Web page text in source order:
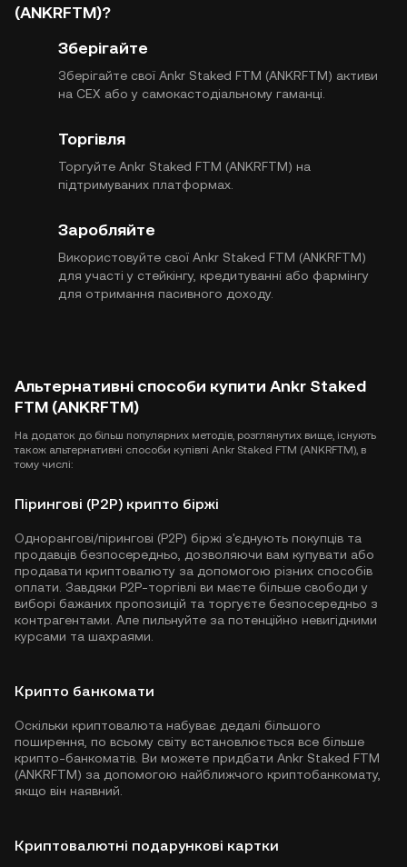
(ANKRFTM)?
Зберігайте
Зберігайте свої Ankr Staked FTM (ANKRFTM) активи
на CEX або у самокастодіальному гаманці.
Торгівля
Торгуйте Ankr Staked FTM (ANKRFTM) на
підтримуваних платформах.
Заробляйте
Використовуйте свої Ankr Staked FTM (ANKRFTM)
для участі у стейкінгу, кредитуванні або фармінгу
для отримання пасивного доходу.
Альтернативні способи купити Ankr Staked
FTM (ANKRFTM)
На додаток до більш популярних методів, розглянутих вище, існують
також альтернативні способи купівлі Ankr Staked FTM (ANKRFTM), в
тому числі:
Пірингові (P2P) крипто біржі
Однорангові/пірингові (P2P) біржі з'єднують покупців та
продавців безпосередньо, дозволяючи вам купувати або
продавати криптовалюту за допомогою різних способів
оплати. Завдяки P2P-торгівлі ви маєте більше свободи у
виборі бажаних пропозицій та торгуєте безпосередньо з
контрагентами. Але пильнуйте за потенційно невигідними
курсами та шахраями.
Крипто банкомати
Оскільки криптовалюта набуває дедалі більшого
поширення, по всьому світу встановлюється все більше
крипто-банкоматів. Ви можете придбати Ankr Staked FTM
(ANKRFTM) за допомогою найближчого криптобанкомату,
якщо він наявний.
Криптовалютні подарункові картки